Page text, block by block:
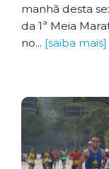
manhã desta
da 1ª Meia
no... [saiba mais]